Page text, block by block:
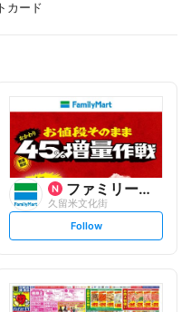
カード
ファミリーマート
久留米文化街
s
t
l
o
w
Follow